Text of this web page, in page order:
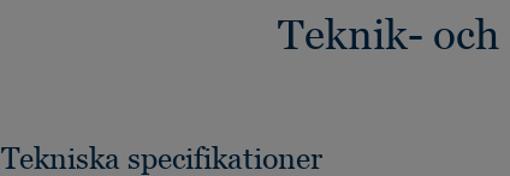
Teknik-
Tekniska specifikationer